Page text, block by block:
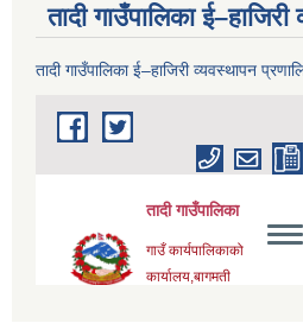
तादी गाउँपालिका
तादी गाउँपालिका ई–हाजिरी व्यवस्थापन